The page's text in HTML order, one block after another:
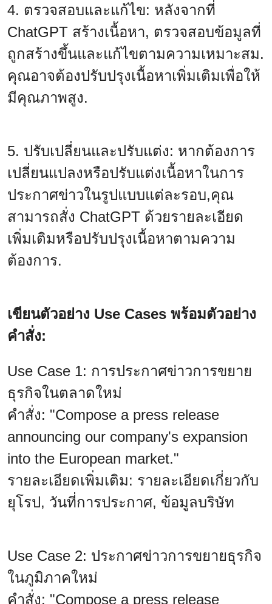
4. ตรวจสอบและแก้ไข: หลังจากที่
ChatGPT สร้างเนื้อหา, ตรวจสอบข้อมูลที่
ถูกสร้างขึ้นและแก้ไขตามความเหมาะสม.
คุณอาจต้องปรับปรุงเนื้อหาเพิ่มเติมเพื่อให้
มีคุณภาพสูง.
5. ปรับเปลี่ยนและปรับแต่ง: หากต้องการ
เปลี่ยนแปลงหรือปรับแต่งเนื้อหาในการ
ประกาศข่าวในรูปแบบแต่ละรอบ,คุณ
สามารถสั่ง ChatGPT ด้วยรายละเอียด
เพิ่มเติมหรือปรับปรุงเนื้อหาตามความ
ต้องการ.
เขียนตัวอย่าง Use Cases พร้อมตัวอย่าง
คำสั่ง:
Use Case 1: การประกาศข่าวการขยาย
ธุรกิจในตลาดใหม่
คำสั่ง: "Compose a press release
announcing our company's expansion
into the European market."
รายละเอียดเพิ่มเติม: รายละเอียดเกี่ยวกับ
ยุโรป, วันที่การประกาศ, ข้อมูลบริษัท
Use Case 2: ประกาศข่าวการขยายธุรกิจ
ในภูมิภาคใหม่
คำสั่ง: "Compose a press release